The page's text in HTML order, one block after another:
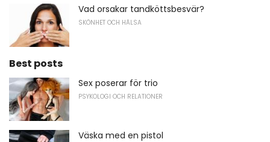
Vad orsakar tandköttsbesvär?
SKÖNHET OCH HÄLSA
Best posts
Sex poserar för trio
PSYKOLOGI OCH RELATIONER
Väska med en pistol